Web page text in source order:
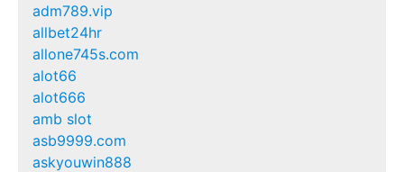
adm789.vip
allbet24hr
allone745s.com
alot66
alot666
amb slot
asb9999.com
askyouwin888